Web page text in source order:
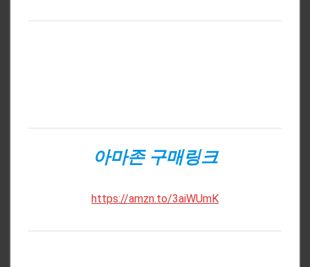
아마존 구매링크
https://amzn.to/3aiWUmK